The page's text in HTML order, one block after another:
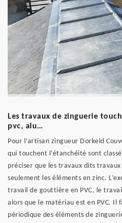
Les travaux de zinguerie
pvc, alu…
Pour l’artisan zingueur Dorkeld
qui touchent l’étanchéité sont
préciser que les travaux dits
seulement les éléments en zinc.
travail de gouttière en PVC, le
alors que le matériau est en PVC.
périodique des éléments de